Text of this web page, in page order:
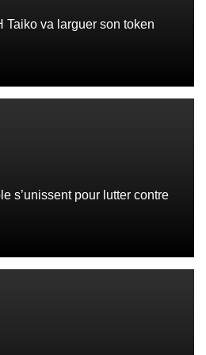
Taiko va larguer son token
s’unissent pour lutter contre